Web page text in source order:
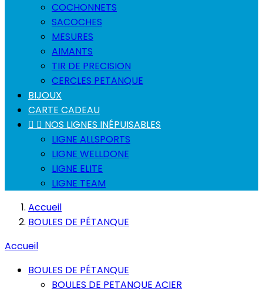
COCHONNETS
SACOCHES
MESURES
AIMANTS
TIR DE PRECISION
CERCLES PETANQUE
BIJOUX
CARTE CADEAU
  NOS LIGNES INÉPUISABLES
LIGNE ALLSPORTS
LIGNE WELLDONE
LIGNE ELITE
LIGNE TEAM
Accueil
BOULES DE PÉTANQUE
Accueil
BOULES DE PÉTANQUE
BOULES DE PETANQUE ACIER